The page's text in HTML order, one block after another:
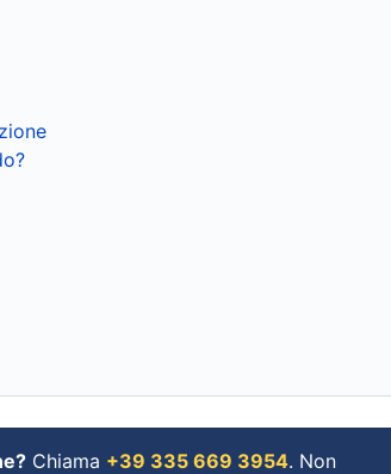
Chiama +39 335 669 3954. Non